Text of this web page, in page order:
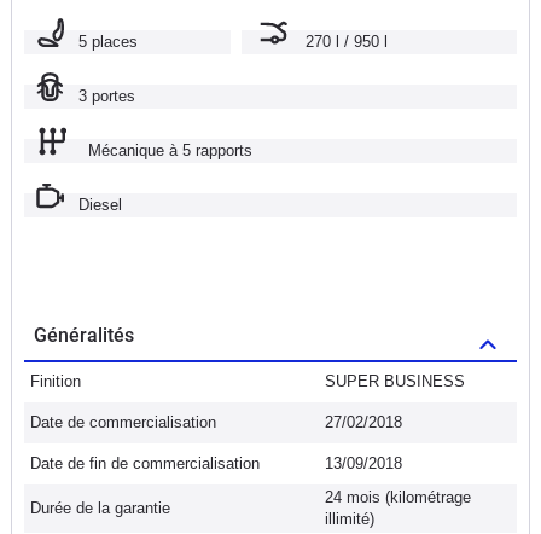
5 places 270 l / 950 l
3 portes
Mécanique à 5 rapports
Diesel
Généralités
Finition SUPER BUSINESS
Date de commercialisation 27/02/2018
Date de fin de commercialisation 13/09/2018
Durée de la garantie
24 mois (kilométrage
illimité)